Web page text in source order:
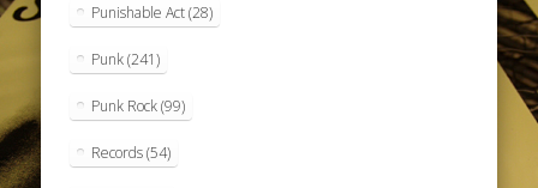
Punishable Act(28)
Punk(241)
Punk Rock(99)
Records(54)